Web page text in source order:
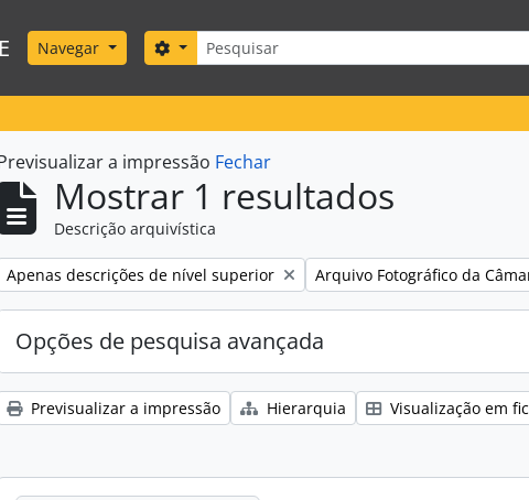
Navegar Pesquisar
Search options
a impressão Fechar
Mostrar 1 resultados
Descrição arquivística
Remove filter:
Apenas descrições de nível superior Remove filter:
Arquivo Fotográfico da
Opções de pesquisa avançada
Previsualizar a impressão Hierarquia Visualização em